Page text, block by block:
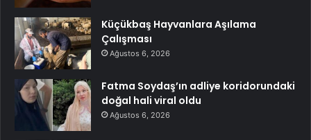
Küçükbaş Hayvanlara Aşılama
Çalışması
Ağustos 6, 2026
Fatma Soydaş’ın adliye koridorundaki
doğal hali viral oldu
Ağustos 6, 2026